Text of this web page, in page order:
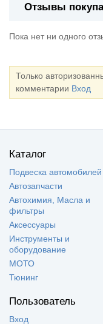
Отзывы
Пока нет ни одного
Только
комментарии Вход
Каталог
Подвеска автомобилей
Автозапчасти
Автохимия, Масла и
фильтры
Аксессуары
Инструменты и
оборудование
МОТО
Тюнинг
Пользователь
Вход